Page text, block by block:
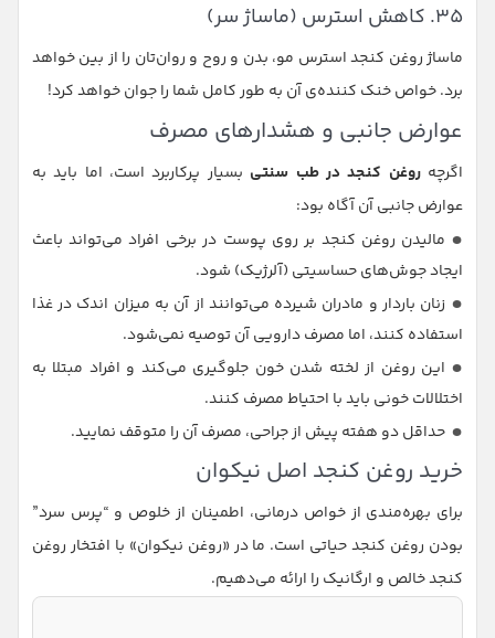
۳۵. کاهش استرس (ماساژ سر)
ماساژ روغن کنجد استرس مو، بدن و روح و روان‌تان را از بین خواهد
برد. خواص خنک کننده‌ی آن به طور کامل شما را جوان خواهد کرد!
عوارض جانبی و هشدارهای مصرف
اگرچهروغن کنجد در طب سنتی بسیار پرکاربرد است، اما باید به
عوارض جانبی آن آگاه بود:
مالیدن روغن کنجد بر روی پوست در برخی افراد می‌تواند باعث
ایجاد جوش‌های حساسیتی (آلرژیک) شود.
زنان باردار و مادران شیرده می‌توانند از آن به میزان اندک در غذا
استفاده کنند، اما مصرف دارویی آن توصیه نمی‌شود.
این روغن از لخته شدن خون جلوگیری می‌کند و افراد مبتلا به
اختلالات خونی باید با احتیاط مصرف کنند.
حداقل دو هفته پیش از جراحی، مصرف آن را متوقف نمایید.
خرید روغن کنجد اصل نیکوان
برای بهره‌مندی از خواص درمانی، اطمینان از خلوص و “پرس سرد”
بودن روغن کنجد حیاتی است. ما در «روغن نیکوان» با افتخار روغن
کنجد خالص و ارگانیک را ارائه می‌دهیم.